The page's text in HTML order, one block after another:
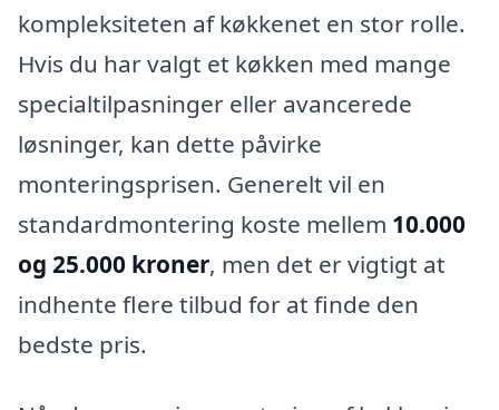
kompleksiteten af køkkenet en stor rolle.
Hvis du har valgt et køkken med mange
specialtilpasninger eller avancerede
løsninger, kan dette påvirke
monteringsprisen. Generelt vil en
standardmontering koste mellem 10.000
og 25.000 kroner, men det er vigtigt at
indhente flere tilbud for at finde den
bedste pris.